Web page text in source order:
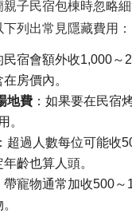
子民宿包棟時忽略
列出常見隱藏費用：
民宿會額外收1,000～
房價內。
地費 ：如果要在民宿
。
：超過人數每位可能收
齡也算人頭。
帶寵物通常加收500